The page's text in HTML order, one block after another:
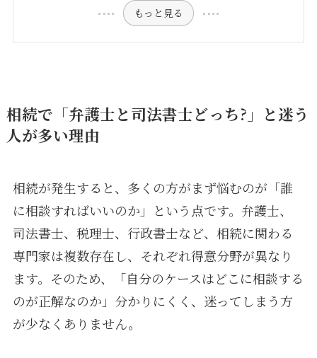
もっと見る
相続で「弁護士と司法書士どっち?」と迷う
人が多い理由
相続が発生すると、多くの方がまず悩むのが「誰
に相談すればいいのか」という点です。弁護士、
司法書士、税理士、行政書士など、相続に関わる
専門家は複数存在し、それぞれ得意分野が異なり
ます。そのため、「自分のケースはどこに相談する
のが正解なのか」分かりにくく、迷ってしまう方
が少なくありません。